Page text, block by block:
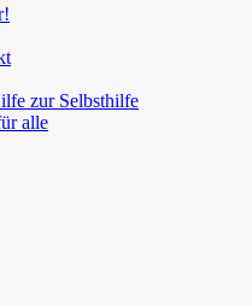
zur Selbsthilfe
alle